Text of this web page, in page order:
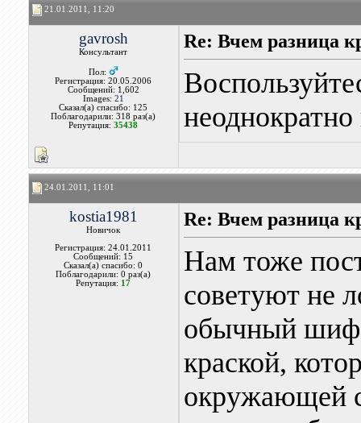
21.01.2011, 11:20
gavrosh
Консультант
Пол:
Регистрация: 20.05.2006
Сообщений: 1,602
Images: 21
Сказал(а) спасибо: 125
Поблагодарили: 318 раз(а)
Репутация:35438
Re: Вчем разница
24.01.2011, 11:01
kostia1981
Новичок
Регистрация: 24.01.2011
Сообщений: 15
Сказал(а) спасибо: 0
Поблагодарили: 0 раз(а)
Репутация: 17
Re: Вчем разница
Нам тоже
советуют не
обычный
краской,
окружающей